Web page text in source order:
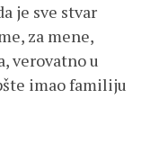
je sve stvar
za mene,
verovatno u
imao familiju